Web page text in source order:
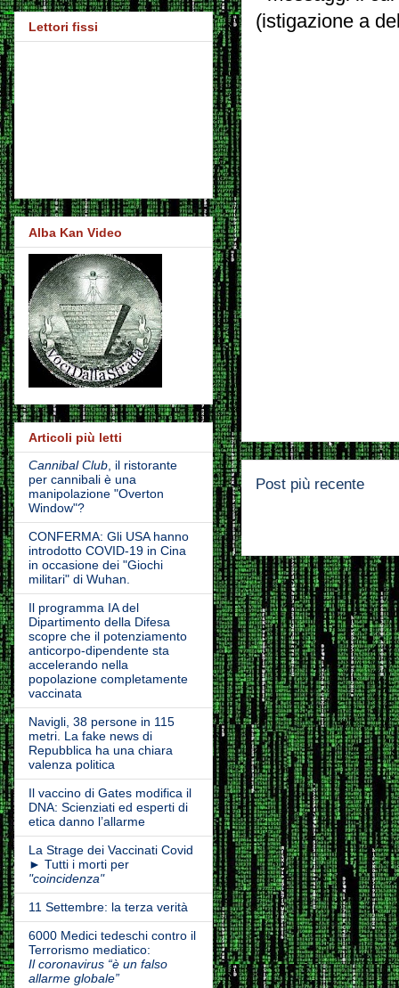
(istigazione a
Post più recente
Lettori fissi
Alba Kan Video
Articoli più letti
Cannibal Club, il ristorante
per cannibali è una
manipolazione "Overton
Window"?
CONFERMA: Gli USA hanno
introdotto COVID-19 in Cina
in occasione dei "Giochi
militari" di Wuhan.
Il programma IA del
Dipartimento della Difesa
scopre che il potenziamento
anticorpo-dipendente sta
accelerando nella
popolazione completamente
vaccinata
Navigli, 38 persone in 115
metri. La fake news di
Repubblica ha una chiara
valenza politica
Il vaccino di Gates modifica il
DNA: Scienziati ed esperti di
etica danno l’allarme
La Strage dei Vaccinati Covid
► Tutti i morti per
"coincidenza"
11 Settembre: la terza verità
6000 Medici tedeschi contro il
Terrorismo mediatico:
Il coronavirus “è un falso
allarme globale”